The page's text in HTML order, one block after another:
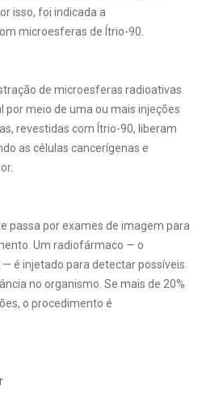
isso, foi indicada a
microesferas de Ítrio-90.
de microesferas radioativas
meio de uma ou mais injeções
revestidas com Ítrio-90, liberam
as células cancerígenas e
passa por exames de imagem para
Um radiofármaco — o
é injetado para detectar possíveis
no organismo. Se mais de 20%
o procedimento é